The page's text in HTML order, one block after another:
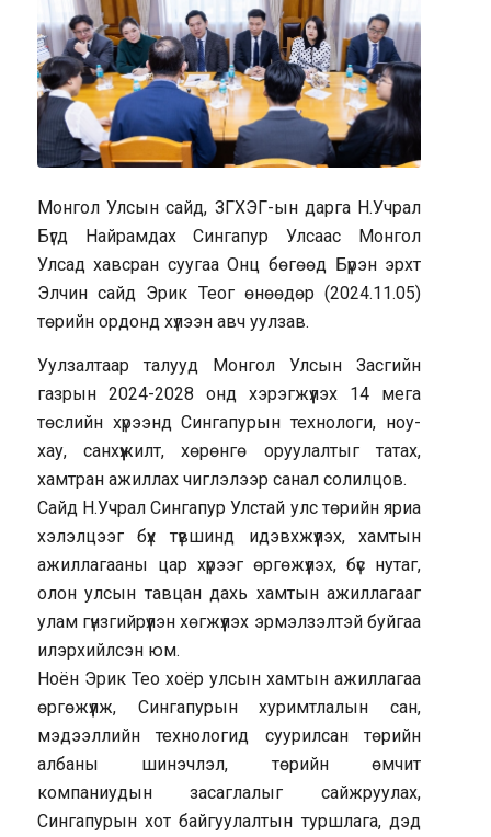
Монгол Улсын сайд, ЗГХЭГ-ын дарга Н.Учрал
Бүгд Найрамдах Сингапур Улсаас Монгол
Улсад хавсран суугаа Онц бөгөөд Бүрэн эрхт
Элчин сайд Эрик Теог өнөөдөр (2024.11.05)
төрийн ордонд хүлээн авч уулзав.
Уулзалтаар талууд Монгол Улсын Засгийн
газрын 2024-2028 онд хэрэгжүүлэх 14 мега
төслийн хүрээнд Сингапурын технологи, ноу-
хау, санхүүжилт, хөрөнгө оруулалтыг татах,
хамтран ажиллах чиглэлээр санал солилцов.
Сайд Н.Учрал Сингапур Улстай улс төрийн яриа
хэлэлцээг бүх түвшинд идэвхжүүлэх, хамтын
ажиллагааны цар хүрээг өргөжүүлэх, бүс нутаг,
олон улсын тавцан дахь хамтын ажиллагааг
улам гүнзгийрүүлэн хөгжүүлэх эрмэлзэлтэй буйгаа
илэрхийлсэн юм.
Ноён Эрик Тео хоёр улсын хамтын ажиллагаа
өргөжүүлж, Сингапурын хуримтлалын сан,
мэдээллийн технологид суурилсан төрийн
албаны шинэчлэл, төрийн өмчит
компаниудын засаглалыг сайжруулах,
Сингапурын хот байгуулалтын туршлага, дэд